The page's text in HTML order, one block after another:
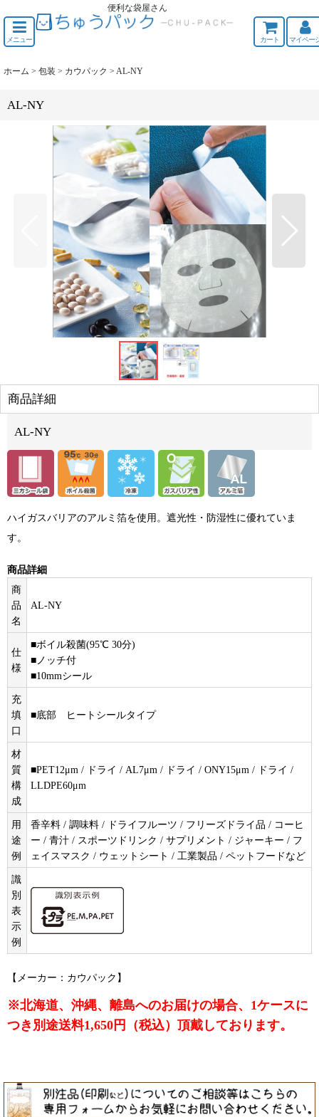
便利な袋屋さん
メニュー カート マイペー
ホーム > 包装 > カウパック > AL-NY
AL-NY
商品詳細
AL-NY
ハイガスバリアのアルミ箔を使用。遮光性・防湿性に優れていま
す。
商品詳細
商
品
名
AL-NY
仕
様
■ボイル殺菌(95℃ 30分)
■ノッチ付
■10mmシール
充
填
口
■底部 ヒートシールタイプ
材
質
構
成
■PET12μm / ドライ / AL7μm / ドライ / ONY15μm / ドライ /
LLDPE60μm
用
途
例
香辛料 / 調味料 / ドライフルーツ / フリーズドライ品 / コーヒ
ー / 青汁 / スポーツドリンク / サプリメント / ジャーキー / フ
ェイスマスク / ウェットシート / 工業製品 / ペットフードなど
識
別
表
示
例
【メーカー：カウパック】
※北海道、沖縄、離島へのお届けの場合、1ケースに
つき別途送料1,650円（税込）頂戴しております。